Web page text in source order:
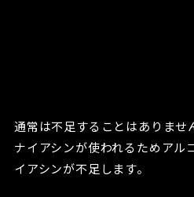
通常は不足することはありませ
ナイアシンが使われるためアル
イアシンが不足します。